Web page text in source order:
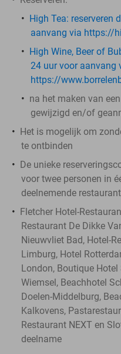
High Tea: ​ reserveren
aanvang via https://
High Wine, Beer of
24 uur voor aanvang
https://
na het maken van
gewijzigd en/of
Het is mogelijk om
te ontbinden
De unieke
voor twee personen in
deelnemende
Fletcher Hotel-
Restaurant De Dikke
Nieuwvliet Bad, Hotel-
Limburg, Hotel
London, Boutique
Wiemsel, Beachhotel
Doelen-Middelburg,
Kalkovens,
Restaurant NEXT en
deelname